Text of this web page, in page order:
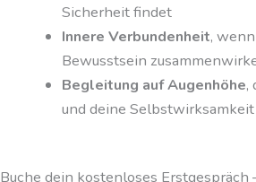
Sicherheit findet
Innere Verbundenheit,
Bewusstsein
Begleitung auf Augenhöhe,
und deine
Buche dein kostenloses Erstgespräch